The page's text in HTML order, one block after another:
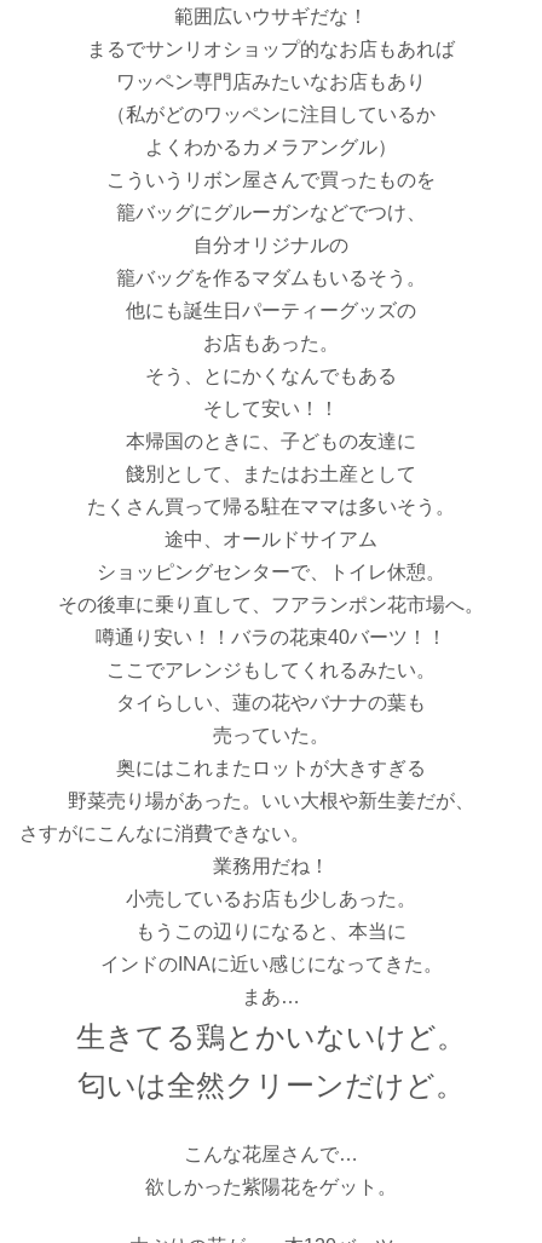
範囲広いウサギだな！
まるでサンリオショップ的なお店もあれば
ワッペン専門店みたいなお店もあり
（私がどのワッペンに注目しているか
よくわかるカメラアングル）
こういうリボン屋さんで買ったものを
籠バッグにグルーガンなどでつけ、
自分オリジナルの
籠バッグを作るマダムもいるそう。
他にも誕生日パーティーグッズの
お店もあった。
そう、とにかくなんでもある
そして安い！！
本帰国のときに、子どもの友達に
餞別として、またはお土産として
たくさん買って帰る駐在ママは多いそう。
途中、オールドサイアム
ショッピングセンターで、トイレ休憩。
その後車に乗り直して、フアランポン花市場へ。
噂通り安い！！バラの花束40バーツ！！
ここでアレンジもしてくれるみたい。
タイらしい、蓮の花やバナナの葉も
売っていた。
奥にはこれまたロットが大きすぎる
野菜売り場があった。いい大根や新生姜だが、
さすがにこんなに消費できない。
業務用だね！
小売しているお店も少しあった。
もうこの辺りになると、本当に
インドのINAに近い感じになってきた。
まあ…
生きてる鶏とかいないけど。
匂いは全然クリーンだけど。
こんな花屋さんで…
欲しかった紫陽花をゲット。